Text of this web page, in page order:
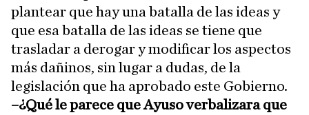
plantear que hay una batalla de las ideas y
que esa batalla de las ideas se tiene que
trasladar a derogar y modificar los aspectos
más dañinos, sin lugar a dudas, de la
legislación que ha aprobado este Gobierno.
–¿Qué le parece que Ayuso verbalizara que